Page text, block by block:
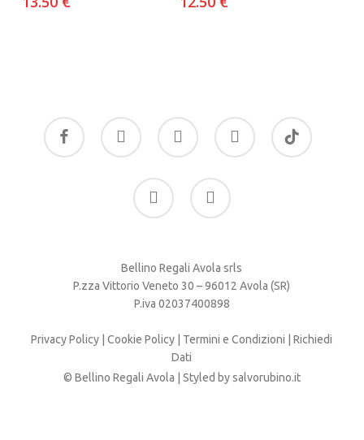
facebook
google-
plus
instagram whatsapp tiktok
phone email
Bellino Regali Avola srls
P.zza Vittorio Veneto 30 – 96012 Avola (SR)
P.iva 02037400898
Privacy Policy |Cookie Policy Termini e Condizioni |Richiedi
Dati
© Bellino Regali Avola | Styled bysalvorubino.it